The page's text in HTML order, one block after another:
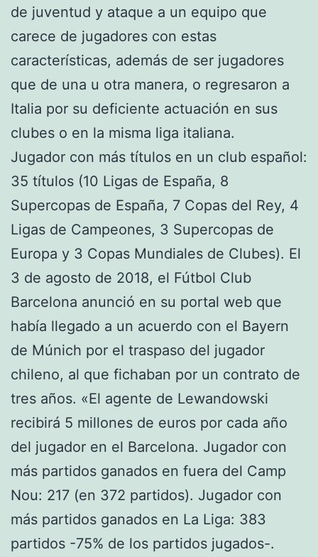
de juventud y ataque a un equipo que
carece de jugadores con estas
características, además de ser jugadores
que de una u otra manera, o regresaron a
Italia por su deficiente actuación en sus
clubes o en la misma liga italiana.
Jugador con más títulos en un club español:
35 títulos (10 Ligas de España, 8
Supercopas de España, 7 Copas del Rey, 4
Ligas de Campeones, 3 Supercopas de
Europa y 3 Copas Mundiales de Clubes). El
3 de agosto de 2018, el Fútbol Club
Barcelona anunció en su portal web que
había llegado a un acuerdo con el Bayern
de Múnich por el traspaso del jugador
chileno, al que fichaban por un contrato de
tres años. «El agente de Lewandowski
recibirá 5 millones de euros por cada año
del jugador en el Barcelona. Jugador con
más partidos ganados en fuera del Camp
Nou: 217 (en 372 partidos). Jugador con
más partidos ganados en La Liga: 383
partidos -75% de los partidos jugados-.